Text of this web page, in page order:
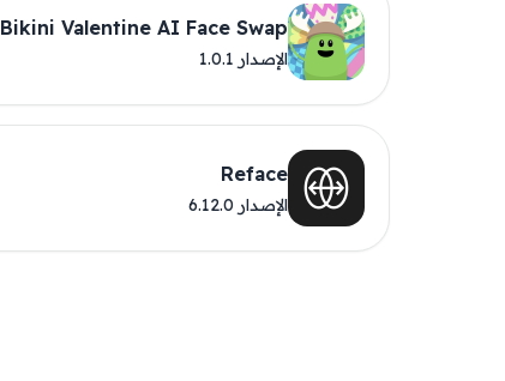
Bikini Valentine AI Face Swap
الإصدار 1.0.1
Reface
الإصدار 6.12.0